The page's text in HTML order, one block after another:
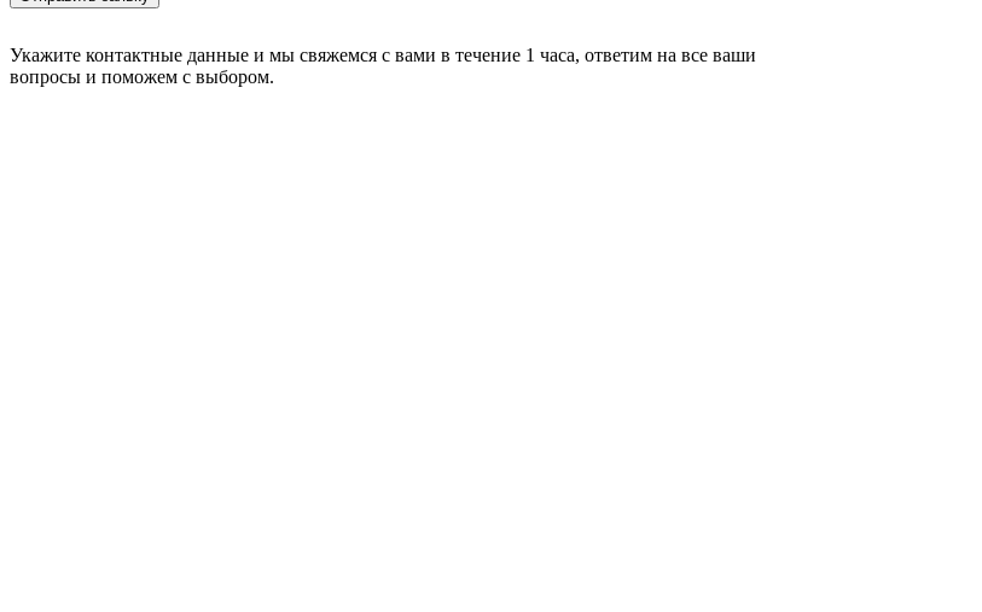
Укажите контактные данные и мы свяжемся с вами в течение 1 часа, ответим на все ваши
вопросы и поможем с выбором.